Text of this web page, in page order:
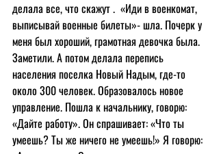
делала все, что скажут .  «Иди в военкомат,
выписывай военные билеты»- шла. Почерк у
меня был хороший, грамотная девочка была.
Заметили. А потом делала перепись
населения поселка Новый Надым, где-то
около 300 человек. Образовалось новое
управление. Пошла к начальнику, говорю:
«Дайте работу». Он спрашивает: «Что ты
умеешь? Ты же ничего не умеешь!» Я говорю: